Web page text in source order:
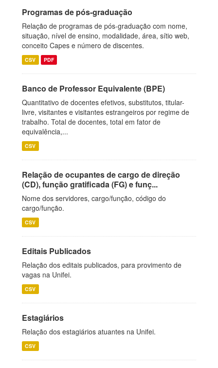
Programas de pós-graduação
Relação de programas de pós-graduação com nome,
situação, nível de ensino, modalidade, área, sítio web,
conceito Capes e número de discentes.
CSV PDF
Banco de Professor Equivalente (BPE)
Quantitativo de docentes efetivos, substitutos, titular-
livre, visitantes e visitantes estrangeiros por regime de
trabalho. Total de docentes, total em fator de
equivalência,...
CSV
Relação de ocupantes de cargo de direção
(CD), função gratificada (FG) e funç...
Nome dos servidores, cargo/função, código do
cargo/função.
CSV
Editais Publicados
Relação dos editais publicados, para provimento de
vagas na Unifei.
CSV
Estagiários
Relação dos estagiários atuantes na Unifei.
CSV